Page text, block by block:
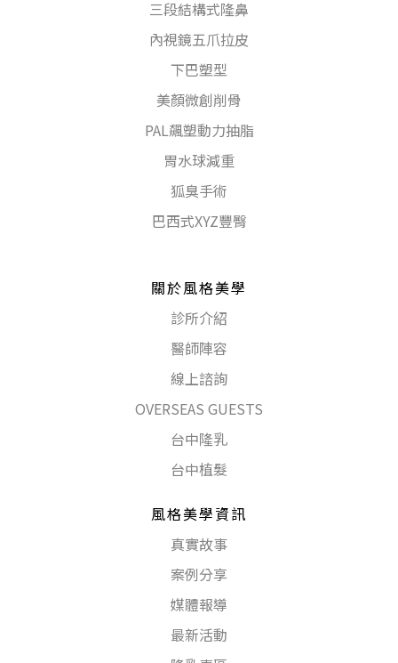
三段結構式隆鼻
內視鏡五爪拉皮
下巴塑型
美顏微創削骨
PAL飆塑動力抽脂
胃水球減重
狐臭手術
巴西式XYZ豐臀
關於風格美學
診所介紹
醫師陣容
線上諮詢
OVERSEAS GUESTS
台中隆乳
台中植髮
風格美學資訊
真實故事
案例分享
媒體報導
最新活動